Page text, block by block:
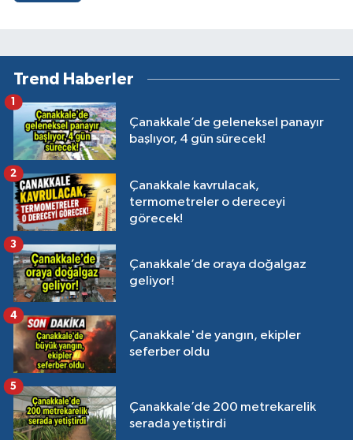
Trend Haberler
Çanakkale’de geleneksel panayır
başlıyor, 4 gün sürecek!
1
Çanakkale kavrulacak,
termometreler o dereceyi
görecek!
2
Çanakkale’de oraya doğalgaz
geliyor!
3
Çanakkale'de yangın, ekipler
seferber oldu
4
Çanakkale’de 200 metrekarelik
serada yetiştirdi
5